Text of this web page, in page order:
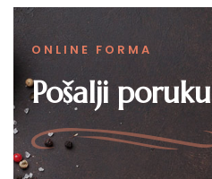
ONLINE FORMA
Pošalji poruku